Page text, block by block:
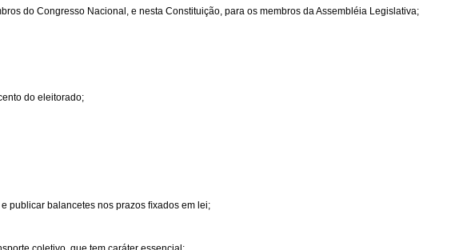
do Congresso Nacional, e nesta Constituição, para os membros da Assembléia Legislativa;
do eleitorado;
publicar balancetes nos prazos ﬁxados em lei;